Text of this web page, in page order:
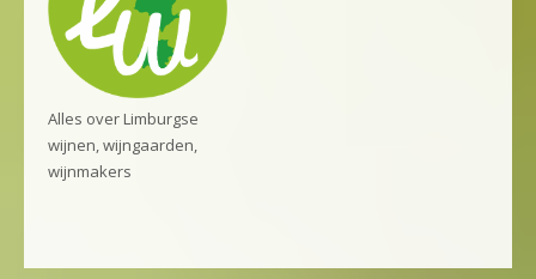
Alles over Limburgse
wijnen, wijngaarden,
wijnmakers